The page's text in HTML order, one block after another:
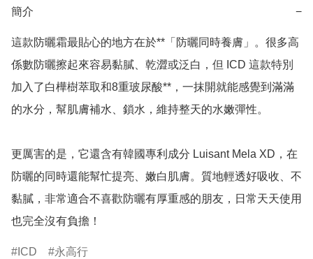
簡介 −
這款防曬霜最貼心的地方在於**「防曬同時養膚」。很多高
係數防曬擦起來容易黏膩、乾澀或泛白，但 ICD 這款特別
加入了白樺樹萃取和8重玻尿酸**，一抹開就能感覺到滿滿
的水分，幫肌膚補水、鎖水，維持整天的水嫩彈性。
更厲害的是，它還含有韓國專利成分 Luisant Mela XD，在
防曬的同時還能幫忙提亮、嫩白肌膚。質地輕透好吸收、不
黏膩，非常適合不喜歡防曬有厚重感的朋友，日常天天使用
也完全沒有負擔！
ICD 永高行